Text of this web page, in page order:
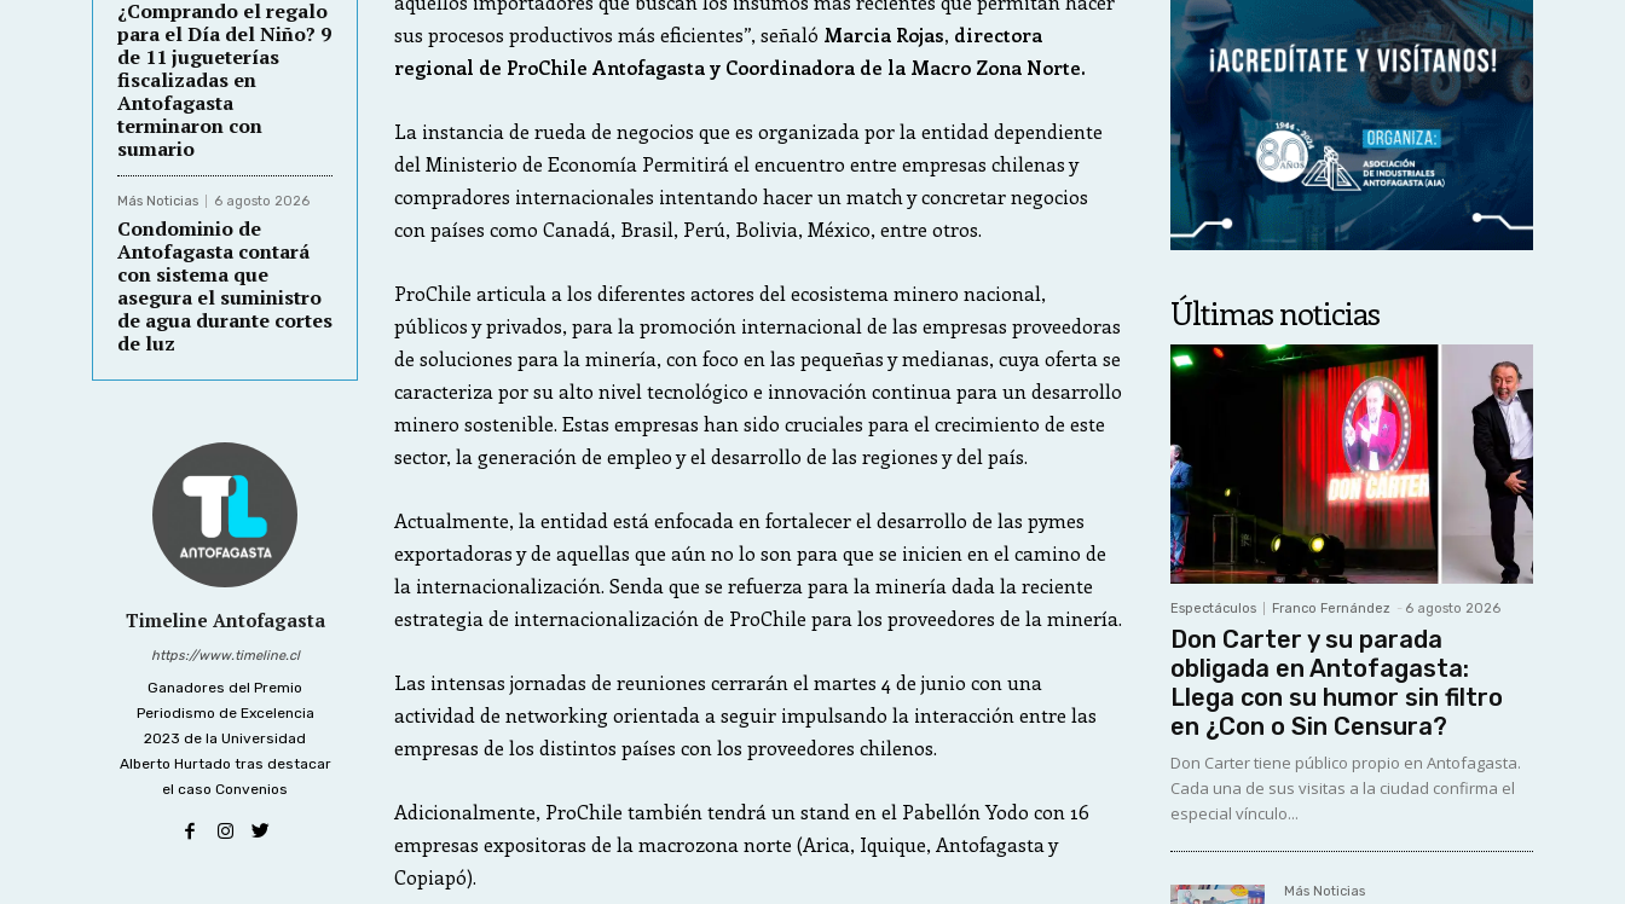
¿Comprando el regalo
para el Día del Niño? 9
de 11 jugueterías
fiscalizadas en
Antofagasta
terminaron con
sumario
Más Noticias 6 agosto 2026
Condominio de
Antofagasta contará
con sistema que
asegura el suministro
de agua durante cortes
de luz
Timeline Antofagasta
https://www.timeline.cl
Ganadores del Premio
Periodismo de Excelencia
2023 de la Universidad
Alberto Hurtado tras destacar
el caso Convenios
sus procesos productivos más eficientes”, señaló Marcia Rojas, directora
regional de ProChile Antofagasta y Coordinadora de la Macro Zona Norte.
La instancia de rueda de negocios que es organizada por la entidad dependiente
del Ministerio de Economía Permitirá el encuentro entre empresas chilenas y
compradores internacionales intentando hacer un match y concretar negocios
con países como Canadá, Brasil, Perú, Bolivia, México, entre otros.
ProChile articula a los diferentes actores del ecosistema minero nacional,
públicos y privados, para la promoción internacional de las empresas proveedoras
de soluciones para la minería, con foco en las pequeñas y medianas, cuya oferta se
caracteriza por su alto nivel tecnológico e innovación continua para un desarrollo
minero sostenible. Estas empresas han sido cruciales para el crecimiento de este
sector, la generación de empleo y el desarrollo de las regiones y del país.
Actualmente, la entidad está enfocada en fortalecer el desarrollo de las pymes
exportadoras y de aquellas que aún no lo son para que se inicien en el camino de
la internacionalización. Senda que se refuerza para la minería dada la reciente
estrategia de internacionalización de ProChile para los proveedores de la minería.
Las intensas jornadas de reuniones cerrarán el martes 4 de junio con una
actividad de networking orientada a seguir impulsando la interacción entre las
empresas de los distintos países con los proveedores chilenos.
Adicionalmente, ProChile también tendrá un stand en el Pabellón Yodo con 16
empresas expositoras de la macrozona norte (Arica, Iquique, Antofagasta y
Copiapó).
Últimas noticias
Espectáculos Franco Fernández - 6 agosto 2026
Don Carter y su parada
obligada en Antofagasta:
Llega con su humor sin filtro
en ¿Con o Sin Censura?
Don Carter tiene público propio en Antofagasta.
Cada una de sus visitas a la ciudad confirma el
especial vínculo...
Más Noticias